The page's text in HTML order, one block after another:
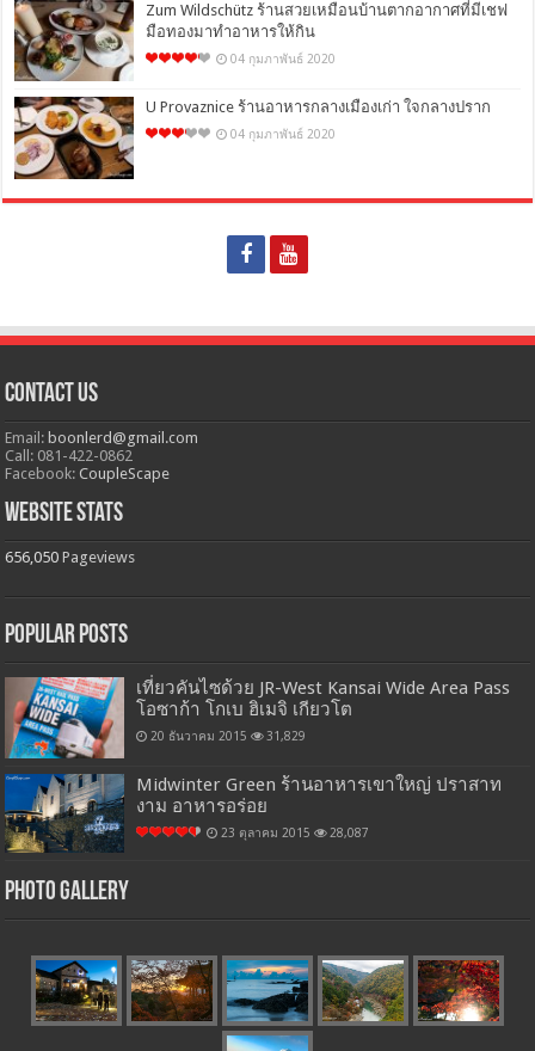
Zum Wildschütz ร้านสวยเหมือนบ้านตากอากาศที่มีเชฟ
มือทองมาทำอาหารให้กิน
04 กุมภาพันธ์ 2020
U Provaznice ร้านอาหารกลางเมืองเก่า ใจกลางปราก
04 กุมภาพันธ์ 2020
Contact Us
Email:boonlerd@gmail.com
Call: 081-422-0862
Facebook:CoupleScape
Website Stats
656,050 Pageviews
Popular Posts
เที่ยวคันไซด้วย JR-West Kansai Wide Area Pass
โอซาก้า โกเบ ฮิเมจิ เกียวโต
20 ธันวาคม 2015 31,829
Midwinter Green ร้านอาหารเขาใหญ่ ปราสาท
งาม อาหารอร่อย
23 ตุลาคม 2015 28,087
Photo Gallery